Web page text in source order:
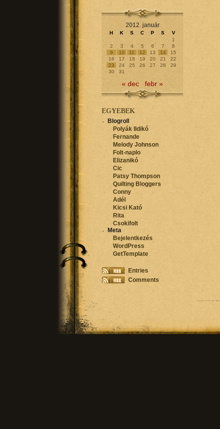
2012. január
H K S C P S
V
1
2
3 4 5 6 7
8
9
10 11 12 13 14
15
16
17 18 19 20 21
22
23
24 25 26 27 28
29
30
31
« dec febr »
EGYEBEK
Blogroll
Polyák Ildikó
Fernande
Melody Johnson
Folt-naplo
Elizanikó
Cic
Patsy Thompson
Quilting Bloggers
Conny
Adél
Kicsi Kató
Rita
Csokifolt
Meta
Bejelentkezés
WordPress
GetTemplate
Entries
Comments